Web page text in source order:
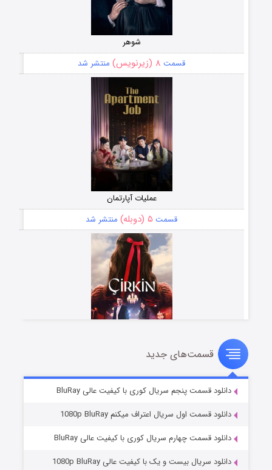
شوهر
قسمت ۸ (زیرنویس) منتشر شد
عملیات آپارتمان
قسمت ۵ (دوبله) منتشر شد
سریال زشت
قسمت۲ (زیرنویس) منتشر شد
قسمت‌های جدید
دانلود قسمت پنجم سریال کوری با کیفیت عالی BluRay
دانلود قسمت اول سریال اعتراف میکنم 1080p BluRay
دانلود قسمت چهارم سریال کوری با کیفیت عالی BluRay
دانلود سریال بیست و یک با کیفیت عالی 1080p BluRay